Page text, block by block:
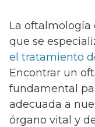
La oftalmología
que se
el tratamiento
Encontrar un
fundamental
adecuada a
órgano vital y